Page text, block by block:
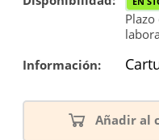
Información:
Añadir al